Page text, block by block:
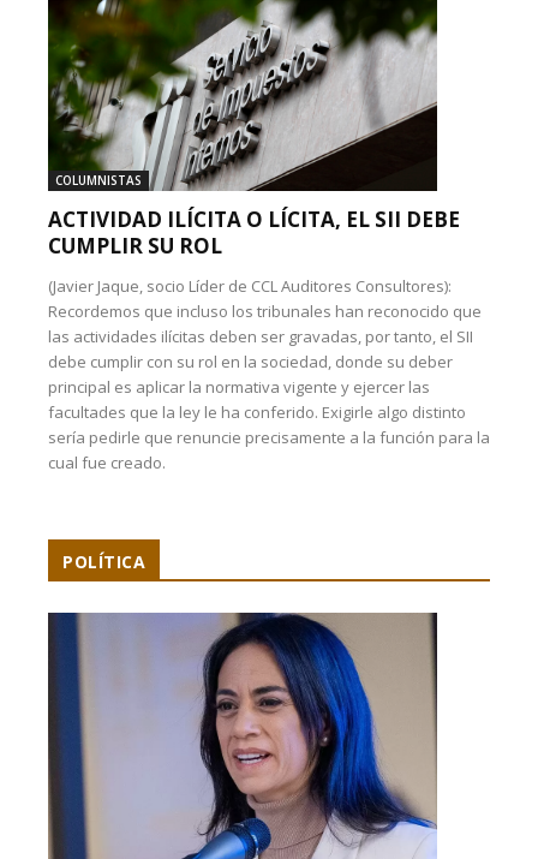
COLUMNISTAS
ACTIVIDAD ILÍCITA O LÍCITA, EL SII DEBE
CUMPLIR SU ROL
(Javier Jaque, socio Líder de CCL Auditores Consultores):
Recordemos que incluso los tribunales han reconocido que
las actividades ilícitas deben ser gravadas, por tanto, el SII
debe cumplir con su rol en la sociedad, donde su deber
principal es aplicar la normativa vigente y ejercer las
facultades que la ley le ha conferido. Exigirle algo distinto
sería pedirle que renuncie precisamente a la función para la
cual fue creado.
POLÍTICA